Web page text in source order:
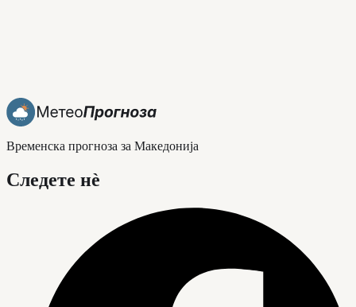
Временска прогноза за Македонија
Следете нè